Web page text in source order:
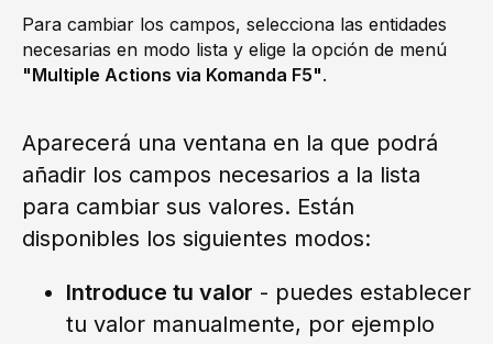
Para cambiar los campos, selecciona las entidades
necesarias en modo lista y elige la opción de menú
"Multiple Actions via Komanda F5".
Aparecerá una ventana en la que podrá
añadir los campos necesarios a la lista
para cambiar sus valores. Están
disponibles los siguientes modos:
Introduce tu valor - puedes establecer
tu valor manualmente, por ejemplo